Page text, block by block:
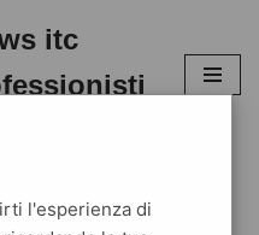
itc
in digitale
l'esperienza di